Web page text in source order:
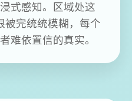
式感知。区域处这
被完统统模糊，每个
难依置信的真实。